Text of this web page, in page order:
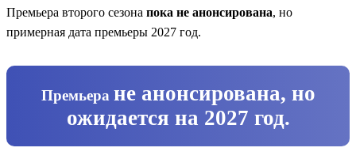
Премьера второго сезона пока не анонсирована, но
примерная дата премьеры 2027 год.
Премьера не анонсирована, но
ожидается на 2027 год.